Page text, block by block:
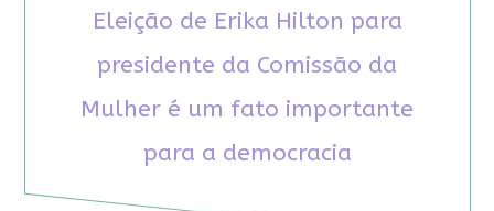
Eleição de Erika Hilton para
presidente da Comissão da
Mulher é um fato importante
para a democracia